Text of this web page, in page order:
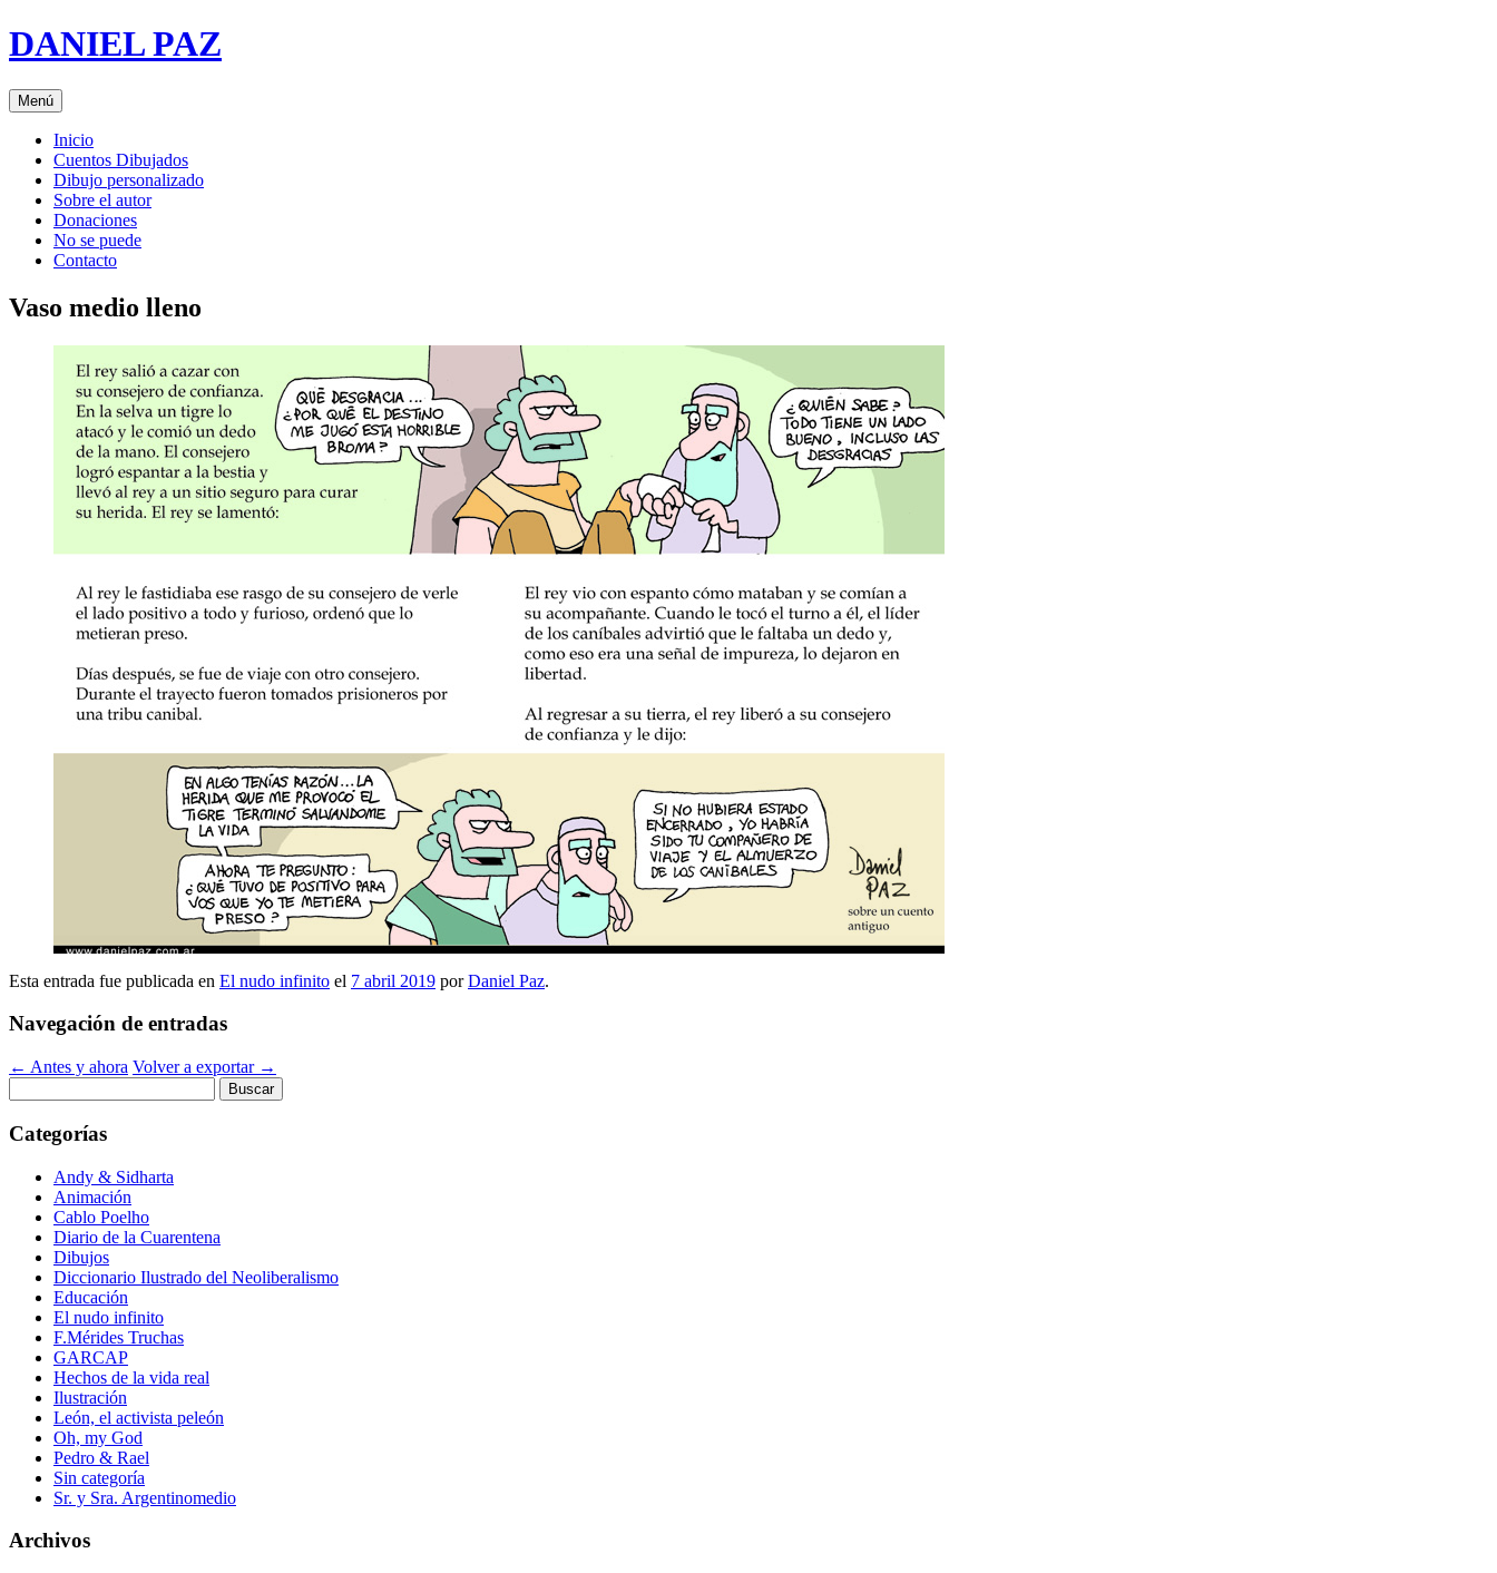
Saltar
al
DANIEL PAZ
Menú
Inicio
Cuentos Dibujados
Dibujo personalizado
Sobre el autor
Donaciones
No se puede
Contacto
Vaso medio lleno
Esta entrada fue publicada en El nudo infinito el 7 abril 2019 porDaniel Paz.
Navegación de entradas
← Antes y ahora Volver a exportar →
Categorías
Andy & Sidharta
Animación
Cablo Poelho
Diario de la Cuarentena
Dibujos
Diccionario Ilustrado del Neoliberalismo
Educación
El nudo infinito
F.Mérides Truchas
GARCAP
Hechos de la vida real
Ilustración
León, el activista peleón
Oh, my God
Pedro & Rael
Sin categoría
Sr. y Sra. Argentinomedio
Archivos